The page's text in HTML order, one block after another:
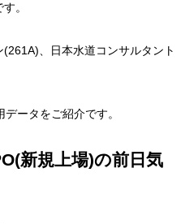
す。
、日本水道コンサルタント
ータをご紹介です。
新規上場)の前日気